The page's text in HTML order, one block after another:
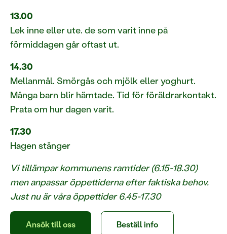
13.00
Lek inne eller ute. de som varit inne på
förmiddagen går oftast ut.
14.30
Mellanmål. Smörgås och mjölk eller yoghurt.
Många barn blir hämtade. Tid för föräldrarkontakt.
Prata om hur dagen varit.
17.30
Hagen stänger
Vi tillämpar kommunens ramtider (6.15-18.30)
men anpassar öppettiderna efter faktiska behov.
Just nu är våra öppettider 6.45-17.30
Ansök till oss Beställ info